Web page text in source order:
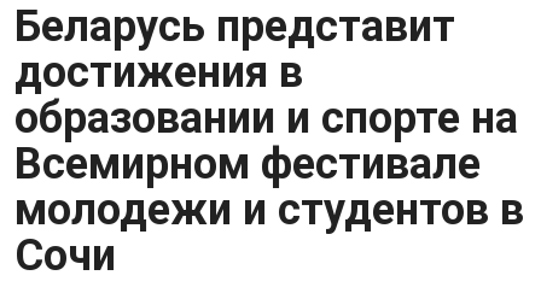
Беларусь представит
достижения в
образовании и спорте на
Всемирном фестивале
молодежи и студентов в
Сочи